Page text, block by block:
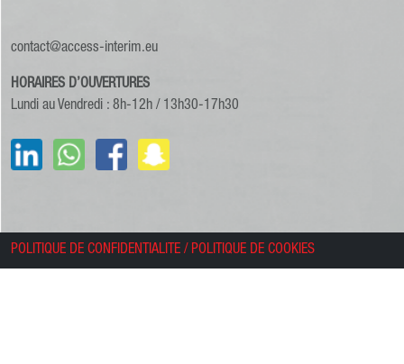
contact@access-interim.eu
HORAIRES D’OUVERTURES
Lundi au Vendredi : 8h-12h / 13h30-17h30
POLITIQUE DE CONFIDENTIALITE / POLITIQUE DE COOKIES